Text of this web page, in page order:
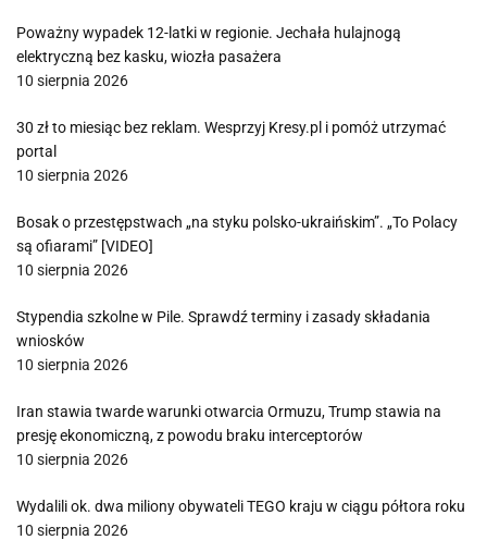
Poważny wypadek 12-latki w regionie. Jechała hulajnogą
elektryczną bez kasku, wiozła pasażera
10 sierpnia 2026
30 zł to miesiąc bez reklam. Wesprzyj Kresy.pl i pomóż utrzymać
portal
10 sierpnia 2026
Bosak o przestępstwach „na styku polsko-ukraińskim”. „To Polacy
są ofiarami” [VIDEO]
10 sierpnia 2026
Stypendia szkolne w Pile. Sprawdź terminy i zasady składania
wniosków
10 sierpnia 2026
Iran stawia twarde warunki otwarcia Ormuzu, Trump stawia na
presję ekonomiczną, z powodu braku interceptorów
10 sierpnia 2026
Wydalili ok. dwa miliony obywateli TEGO kraju w ciągu półtora roku
10 sierpnia 2026